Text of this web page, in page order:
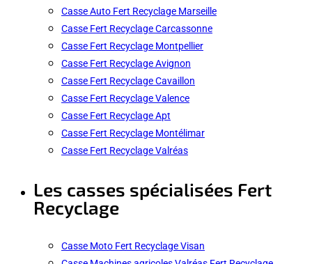
Casse Auto Fert Recyclage Marseille
Casse Fert Recyclage Carcassonne
Casse Fert Recyclage Montpellier
Casse Fert Recyclage Avignon
Casse Fert Recyclage Cavaillon
Casse Fert Recyclage Valence
Casse Fert Recyclage Apt
Casse Fert Recyclage Montélimar
Casse Fert Recyclage Valréas
Les casses spécialisées Fert
Recyclage
Casse Moto Fert Recyclage Visan